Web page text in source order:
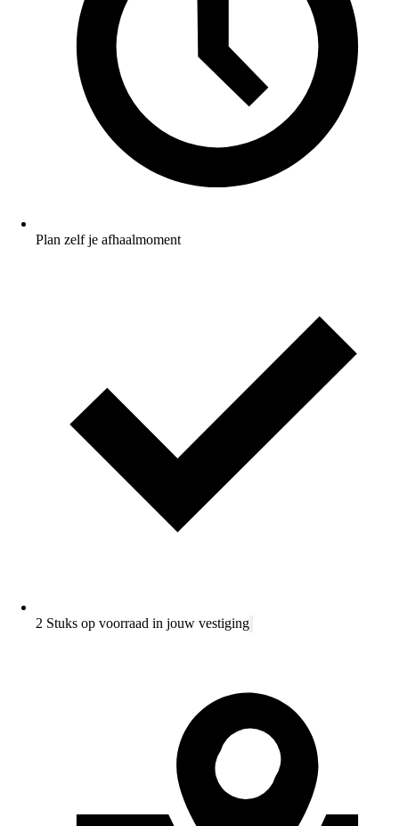
Plan zelf je afhaalmoment
2 Stuks op voorraad in jouw vestiging